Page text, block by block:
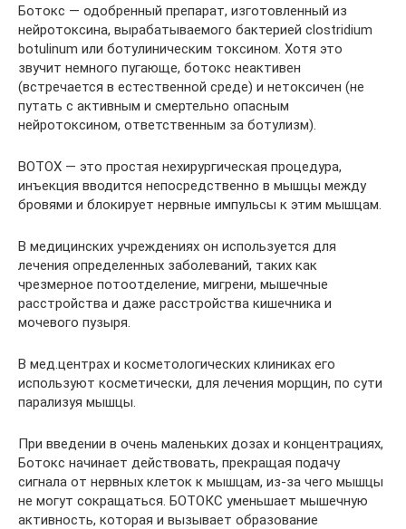
Ботокс — одобренный препарат, изготовленный из
нейротоксина, вырабатываемого бактерией clostridium
botulinum или ботулиническим токсином. Хотя это
звучит немного пугающе, ботокс неактивен
(встречается в естественной среде) и нетоксичен (не
путать с активным и смертельно опасным
нейротоксином, ответственным за ботулизм).
BOTOX — это простая нехирургическая процедура,
инъекция вводится непосредственно в мышцы между
бровями и блокирует нервные импульсы к этим мышцам.
В медицинских учреждениях он используется для
лечения определенных заболеваний, таких как
чрезмерное потоотделение, мигрени, мышечные
расстройства и даже расстройства кишечника и
мочевого пузыря.
В мед.центрах и косметологических клиниках его
используют косметически, для лечения морщин, по сути
парализуя мышцы.
При введении в очень маленьких дозах и концентрациях,
Ботокс начинает действовать, прекращая подачу
сигнала от нервных клеток к мышцам, из-за чего мышцы
не могут сокращаться. БОТОКС уменьшает мышечную
активность, которая и вызывает образование